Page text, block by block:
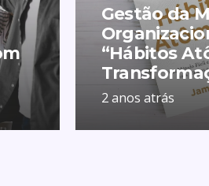
Gestão da
“Hábitos
2 anos atrás